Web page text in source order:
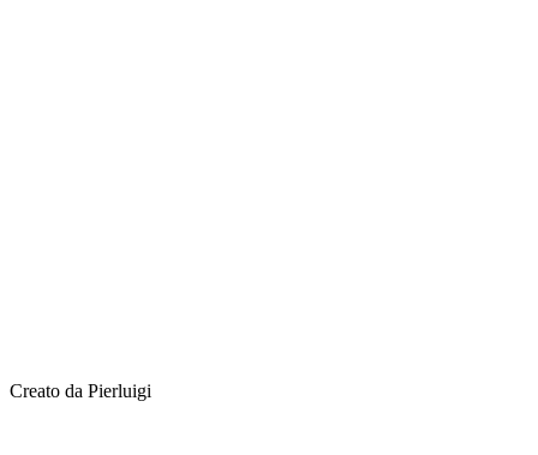
Creato da Pierluigi